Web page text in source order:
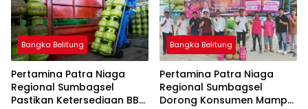
Bangka Belitung
Pertamina Patra Niaga
Regional Sumbagsel
Pastikan Ketersediaan BBM
Bangka Belitung
Pertamina Patra Niaga
Regional Sumbagsel
Dorong Konsumen Mampu